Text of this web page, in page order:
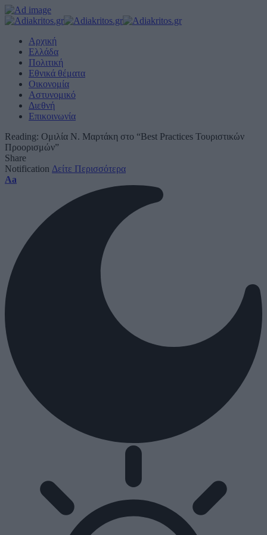
Αρχική
Ελλάδα
Πολιτική
Εθνικά θέματα
Οικονομία
Αστυνομικό
Διεθνή
Επικοινωνία
Reading: Ομιλία Ν. Μαρτάκη στο “Βest Practices Τουριστικών
Προορισμών”
Share
Notification Δείτε Περισσότερα
Font
Aa